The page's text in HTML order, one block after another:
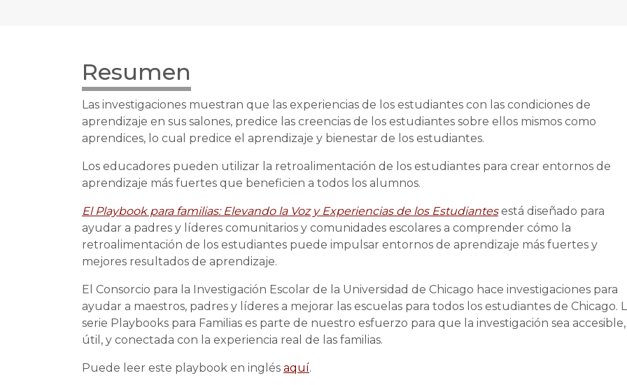
Resumen
Las investigaciones muestran que las experiencias de los estudiantes con las condiciones de
aprendizaje en sus salones, predice las creencias de los estudiantes sobre ellos mismos como
aprendices, lo cual predice el aprendizaje y bienestar de los estudiantes.
Los educadores pueden utilizar la retroalimentación de los estudiantes para crear entornos de
aprendizaje más fuertes que beneficien a todos los alumnos.
El Playbook para familias: Elevando la Voz y Experiencias de los Estudiantesestá diseñado para
ayudar a padres y líderes comunitarios y comunidades escolares a comprender cómo la
retroalimentación de los estudiantes puede impulsar entornos de aprendizaje más fuertes y
mejores resultados de aprendizaje.
El Consorcio para la Investigación Escolar de la Universidad de Chicago hace investigaciones para
ayudar a maestros, padres y líderes a mejorar las escuelas para todos los estudiantes de Chicago.
serie Playbooks para Familias es parte de nuestro esfuerzo para que la investigación sea accesible,
útil, y conectada con la experiencia real de las familias.
Puede leer este playbook en inglés aquí.